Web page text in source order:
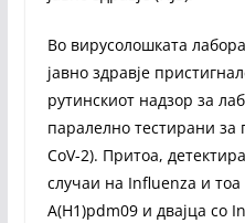
Во вирусолошката
јавно здравје
рутинскиот надзор за
паралелно тестирани
CoV-2). Притоа,
случаи на Influenza и
А(H1)pdm09 и двајца со